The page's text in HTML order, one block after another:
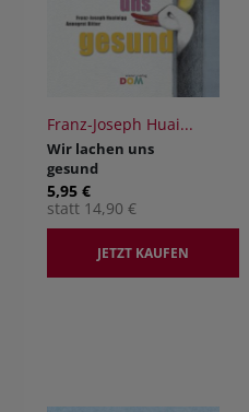
Franz-Joseph Huai...
Wir lachen uns
gesund
5,95 €
statt 14,90 €
JETZT KAUFEN